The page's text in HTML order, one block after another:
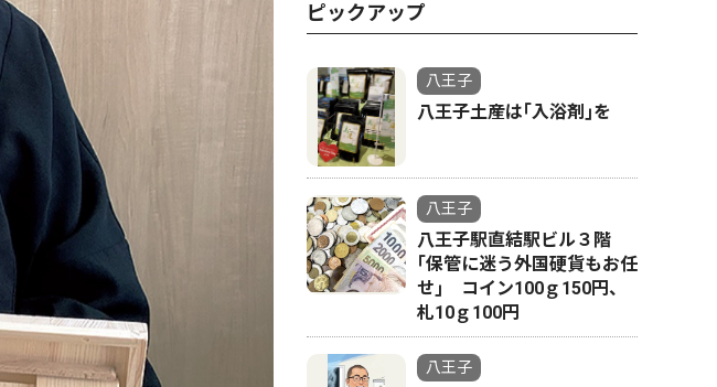
ピックアップ
八王子
八王子土産は｢入浴剤｣を
八王子
八王子駅直結駅ビル３階
｢保管に迷う外国硬貨もお任
せ｣ コイン100ｇ150円、
札10ｇ100円
八王子